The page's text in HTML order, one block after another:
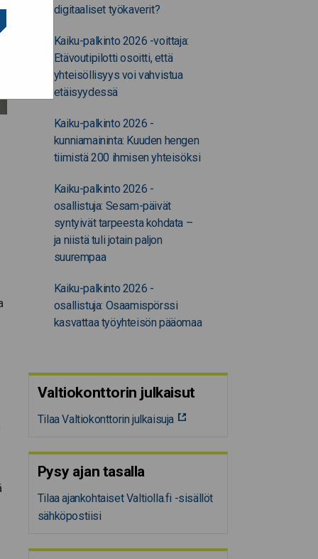
digitaaliset työkaverit?
Kaiku-palkinto 2026 -voittaja:
Etävoutipilotti osoitti, että
yhteisöllisyys voi vahvistua
etäisyydessä
Kaiku-palkinto 2026 -
kunniamaininta: Kuuden hengen
tiimistä 200 ihmisen yhteisöksi
Kaiku-palkinto 2026 -
osallistuja: Sesam-päivät
syntyivät tarpeesta kohdata –
ja niistä tuli jotain paljon
suurempaa
Kaiku-palkinto 2026 -
osallistuja: Osaamispörssi
kasvattaa työyhteisön pääomaa
Valtiokonttorin julkaisut
Tilaa Valtiokonttorin julkaisuja
Pysy ajan tasalla
Tilaa ajankohtaiset Valtiolla.fi -sisällöt
sähköpostiisi